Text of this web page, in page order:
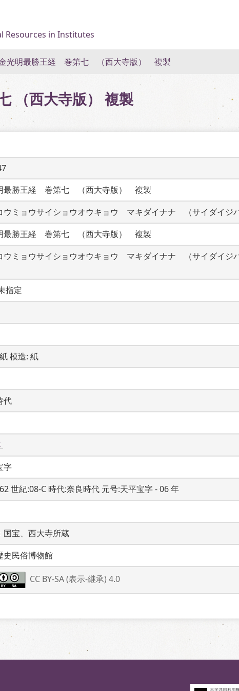
Resources in Institutes
光明最勝王経 巻第七 （西大寺版） 複製
（西大寺版） 複製
最勝王経　巻第七　（西大寺版）　複製
ウミョウサイショウオウキョウ　マキダイナナ　（サイダイジ
最勝王経　巻第七　（西大寺版）　複製
ウミョウサイショウオウキョウ　マキダイナナ　（サイダイジ
指定
模造: 紙
代
字
世紀:08-C 時代:奈良時代 元号:天平宝字 - 06 年
国宝、西大寺所蔵
史民俗博物館
CC BY-SA (表示-継承) 4.0